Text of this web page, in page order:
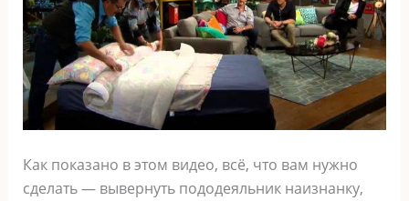
Как показано в этом видео, всё, что вам нужно
сделать — вывернуть пододеяльник наизнанку,